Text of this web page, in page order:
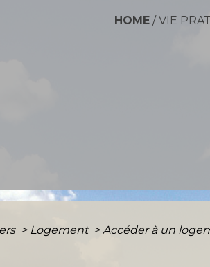
HOME /VIE
> Logement > Accéder à un